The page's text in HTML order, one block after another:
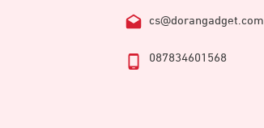
cs@dorangadget.com
087834601568